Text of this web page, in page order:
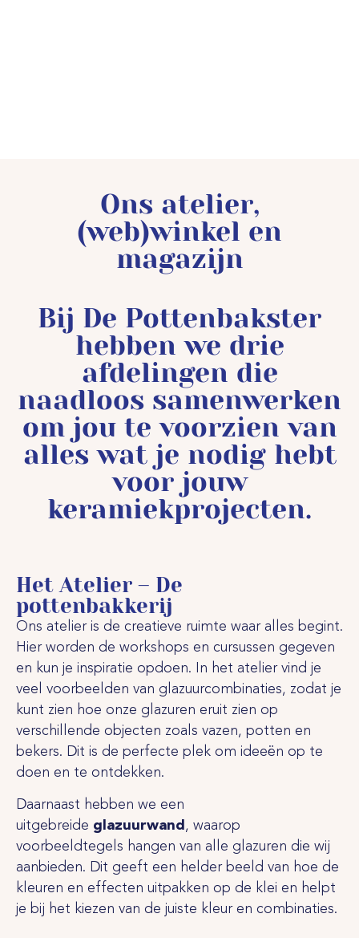
Ons atelier,
(web)winkel en
magazijn
Bij De Pottenbakster
hebben we drie
afdelingen die
naadloos samenwerken
om jou te voorzien van
alles wat je nodig hebt
voor jouw
keramiekprojecten.
Het Atelier – De
pottenbakkerij
Ons atelier is de creatieve ruimte waar alles begint.
Hier worden de workshops en cursussen gegeven
en kun je inspiratie opdoen. In het atelier vind je
veel voorbeelden van glazuurcombinaties, zodat je
kunt zien hoe onze glazuren eruit zien op
verschillende objecten zoals vazen, potten en
bekers. Dit is de perfecte plek om ideeën op te
doen en te ontdekken.
Daarnaast hebben we een
uitgebreide glazuurwand , waarop
voorbeeldtegels hangen van alle glazuren die wij
aanbieden. Dit geeft een helder beeld van hoe de
kleuren en effecten uitpakken op de klei en helpt
je bij het kiezen van de juiste kleur en combinaties.